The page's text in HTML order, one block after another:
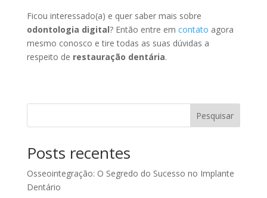
Ficou interessado(a) e quer saber mais sobre
odontologia digital? Então entre em contato agora
mesmo conosco e tire todas as suas dúvidas a
respeito de restauração dentária.
Pesquisar
Posts recentes
Osseointegração: O Segredo do Sucesso no Implante
Dentário